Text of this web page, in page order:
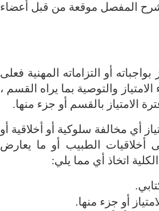
المفصل موقعة من قبل أعضاء
أو التزاماته المهنية فعلى
والتوصية بما يراه القسم ،
الامتياز بالقسم أو جزء منها.
أي مخالفة سلوكية أو أخلاقية أو
الطبيب أو ما يعارض
اتخاذ أي مما يلي:
.
أو جزء منها.